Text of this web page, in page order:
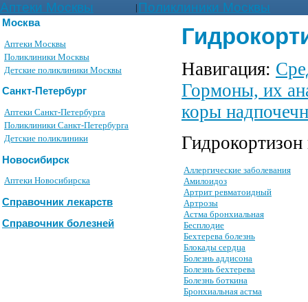
Аптеки Москвы | Поликлиники Москвы
Москва
Аптеки Москвы
Поликлиники Москвы
Детские поликлиники Москвы
Санкт-Петербург
Аптеки Санкт-Петербурга
Поликлиники Санкт-Петербурга
Детские поликлиники
Новосибирск
Аптеки Новосибирска
Справочник лекарств
Справочник болезней
Навигация:
Гормоны, их
коры
Аллергические заболевания
Амилоидоз
Артрит ревматоидный
Артрозы
Астма бронхиальная
Бесплодие
Бехтерева болезнь
Блокады сердца
Болезнь аддисона
Болезнь бехтерева
Болезнь боткина
Бронхиальная астма